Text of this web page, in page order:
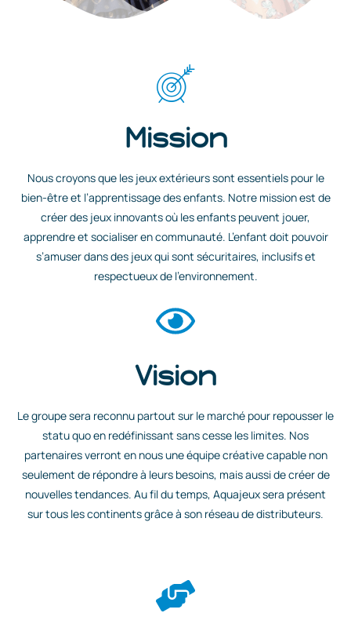
Mission
Nous croyons que les jeux extérieurs sont essentiels pour le
bien-être et l’apprentissage des enfants. Notre mission est de
créer des jeux innovants où les enfants peuvent jouer,
apprendre et socialiser en communauté. L’enfant doit pouvoir
s’amuser dans des jeux qui sont sécuritaires, inclusifs et
respectueux de l’environnement.
Vision
Le groupe sera reconnu partout sur le marché pour repousser le
statu quo en redéfinissant sans cesse les limites. Nos
partenaires verront en nous une équipe créative capable non
seulement de répondre à leurs besoins, mais aussi de créer de
nouvelles tendances. Au fil du temps, Aquajeux sera présent
sur tous les continents grâce à son réseau de distributeurs.